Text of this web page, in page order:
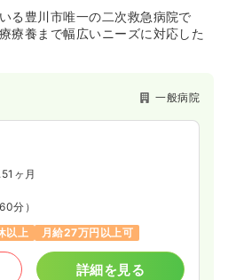
る豊川市唯一の二次救急病院で
療養まで幅広いニーズに対応した
一般病院
ヶ月
分）
以上 月給27万円以上可
詳細を見る